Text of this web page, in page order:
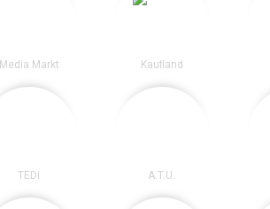
Media Markt Kaufland
TEDi A.T.U.